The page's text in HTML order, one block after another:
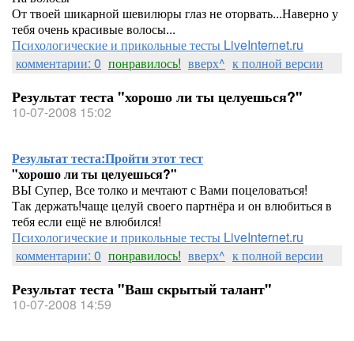
От твоей шикарной шевилюры глаз не оторвать...Наверно у
тебя очень красивые волосы...
Психологические и прикольные тесты LiveInternet.ru
комментарии: 0 понравилось! вверх^ к полной версии
Результат теста "хорошо ли ты целуешься?"
10-07-2008 15:02
Результат теста:Пройти этот тест
"хорошо ли ты целуешься?"
ВЫ Супер, Все толко и мечтают с Вами поцеловаться!
Так держать!чаще целуй своего партнёра и он влюбиться в
тебя если ещё не влюбился!
Психологические и прикольные тесты LiveInternet.ru
комментарии: 0 понравилось! вверх^ к полной версии
Результат теста "Ваш скрытый талант"
10-07-2008 14:59